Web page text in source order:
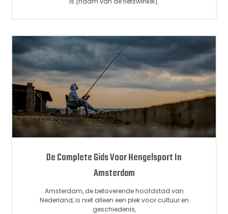
De Complete Gids Voor Hengelsport In
Amsterdam
Amsterdam, de betoverende hoofdstad van
Nederland, is niet alleen een plek voor cultuur en
geschiedenis,